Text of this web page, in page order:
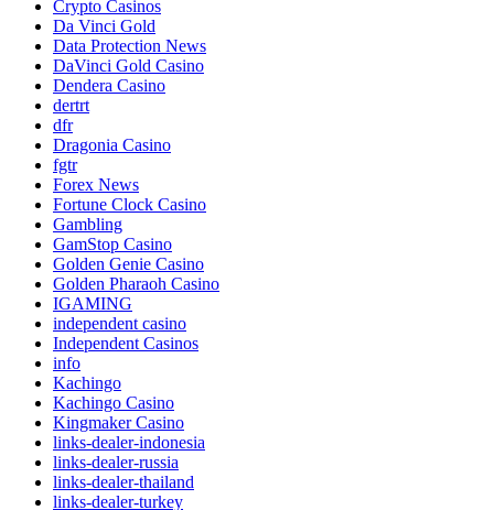
Crypto Casinos
Da Vinci Gold
Data Protection News
DaVinci Gold Casino
Dendera Casino
dertrt
dfr
Dragonia Casino
fgtr
Forex News
Fortune Clock Casino
Gambling
GamStop Casino
Golden Genie Casino
Golden Pharaoh Casino
IGAMING
independent casino
Independent Casinos
info
Kachingo
Kachingo Casino
Kingmaker Casino
links-dealer-indonesia
links-dealer-russia
links-dealer-thailand
links-dealer-turkey